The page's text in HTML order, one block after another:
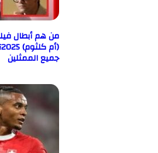
من هم أبطال فيلم الست
(أم كلثوم) 2025؟ إليك
جميع الممثلين